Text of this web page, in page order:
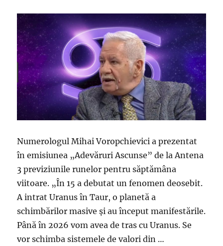
Numerologul Mihai Voropchievici a prezentat
în emisiunea „Adevăruri Ascunse” de la Antena
3 previziunile runelor pentru săptămâna
viitoare. „În 15 a debutat un fenomen deosebit.
A intrat Uranus în Taur, o planetă a
schimbărilor masive și au început manifestările.
Până în 2026 vom avea de tras cu Uranus. Se
vor schimba sistemele de valori din …